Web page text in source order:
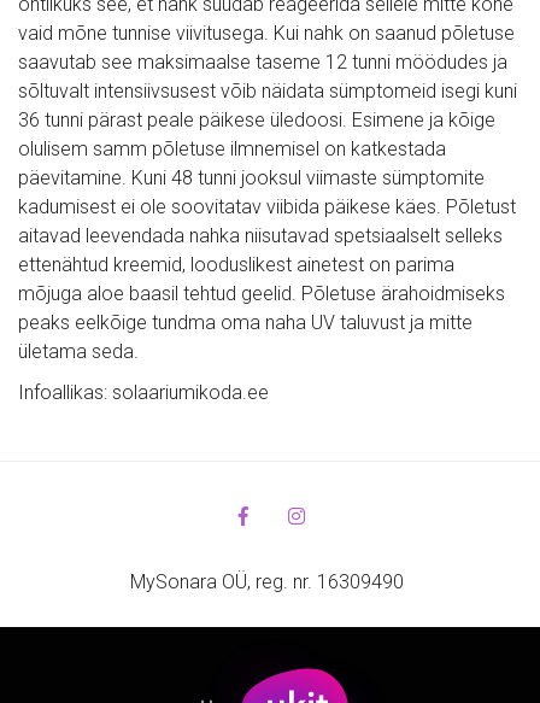
ohtlikuks see, et nahk suudab reageerida sellele mitte kohe
vaid mõne tunnise viivitusega. Kui nahk on saanud põletuse
saavutab see maksimaalse taseme 12 tunni möödudes ja
sõltuvalt intensiivsusest võib näidata sümptomeid isegi kuni
36 tunni pärast peale päikese üledoosi. Esimene ja kõige
olulisem samm põletuse ilmnemisel on katkestada
päevitamine. Kuni 48 tunni jooksul viimaste sümptomite
kadumisest ei ole soovitatav viibida päikese käes. Põletust
aitavad leevendada nahka niisutavad spetsiaalselt selleks
ettenähtud kreemid, looduslikest ainetest on parima
mõjuga aloe baasil tehtud geelid. Põletuse ärahoidmiseks
peaks eelkõige tundma oma naha UV taluvust ja mitte
ületama seda.
Infoallikas: solaariumikoda.ee
MySonara OÜ, reg. nr. 16309490